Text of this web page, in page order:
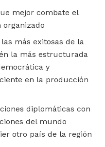
mejor combate el
más exitosas de la
la más estructurada
y
en la producción
diplomáticas con
del mundo
otro país de la región